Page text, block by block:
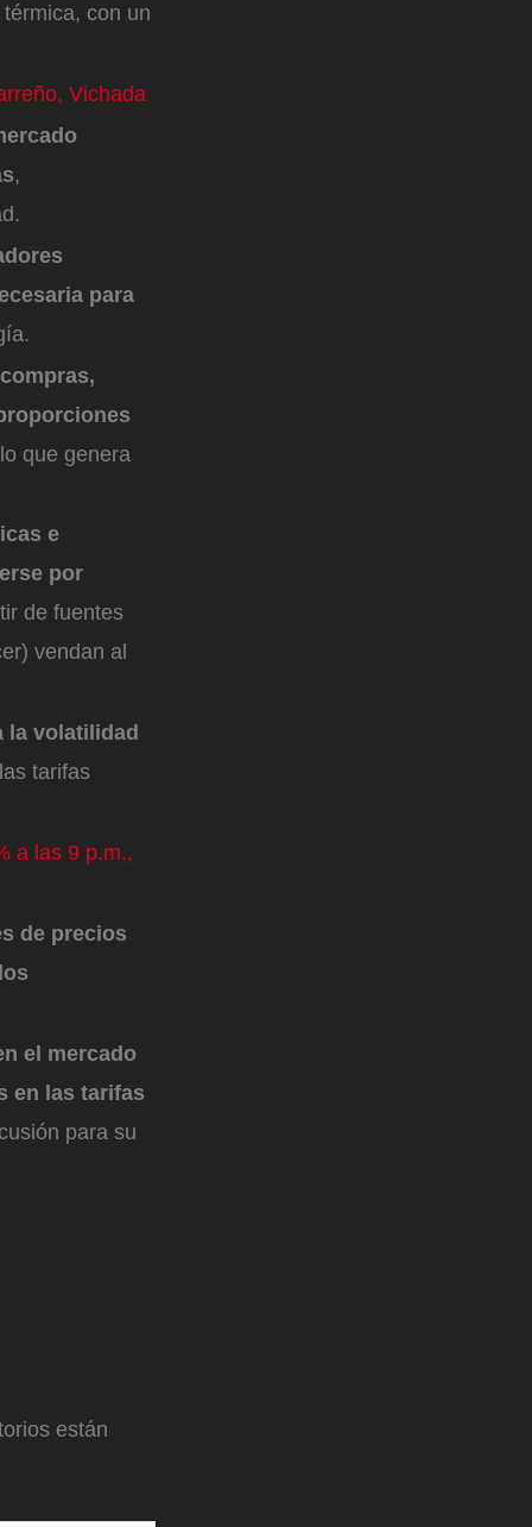
con un
Vichada
,
para
lo que genera
e
por
de fuentes
vendan al
la volatilidad
tarifas
a las 9 p.m.,
de precios
el mercado
en las tarifas
para su
están